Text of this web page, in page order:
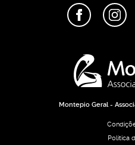
Montepio Geral -
Política